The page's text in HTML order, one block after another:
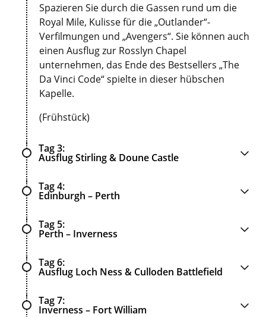
Spazieren Sie durch die Gassen rund um die
Royal Mile, Kulisse für die „Outlander“-
Verfilmungen und „Avengers“. Sie können auch
einen Ausflug zur Rosslyn Chapel
unternehmen, das Ende des Bestsellers „The
Da Vinci Code“ spielte in dieser hübschen
Kapelle.
(Frühstück)
Tag 3
Ausflug Stirling & Doune Castle
Tag 4
Edinburgh – Perth
Tag 5
Perth – Inverness
Tag 6
Ausflug Loch Ness & Culloden Battlefield
Tag 7
Inverness – Fort William